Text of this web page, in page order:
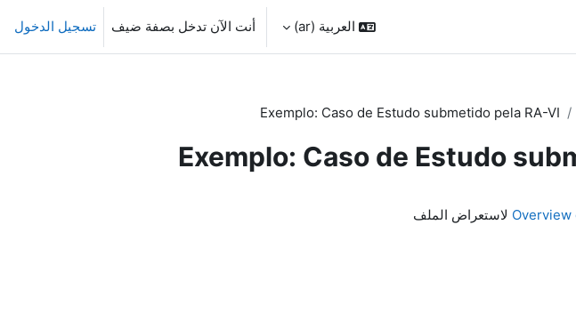
العربية ‎(ar)‎ أنت الآن تدخل بصفة ضيف تسجيل الدخول
Exemplo: Caso de Estudo submetido pela RA-VI
Exemplo: Caso de Estudo
Overview لاستعراض الملف